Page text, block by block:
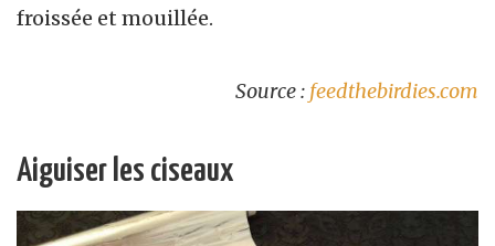
froissée et mouillée.
Source : feedthebirdies.com
Aiguiser les ciseaux